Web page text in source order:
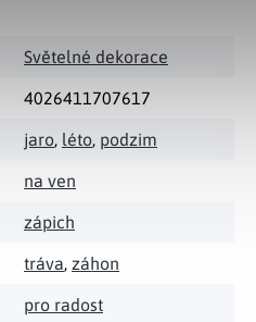
Světelné dekorace
4026411707617
jaro, léto, podzim
na ven
zápich
tráva, záhon
pro radost